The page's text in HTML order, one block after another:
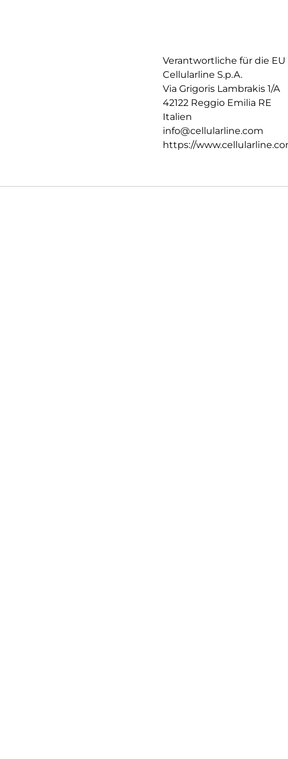
Verantwortliche für die EU
Cellularline S.p.A.
Via Grigoris Lambrakis 1/A
42122 Reggio Emilia RE
Italien
info@cellularline.com
https://